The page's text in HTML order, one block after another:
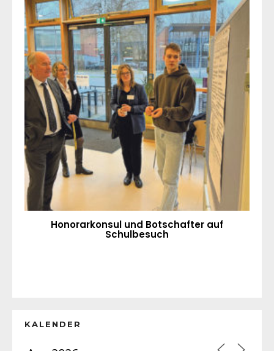
Honorarkonsul und Botschafter auf
Schulbesuch
KALENDER